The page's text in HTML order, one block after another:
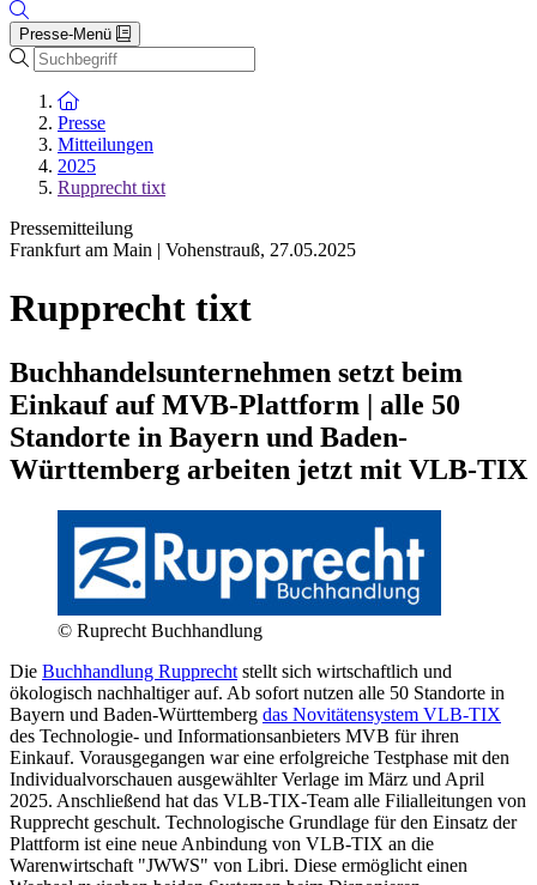
Presse-Menü
Suche
Zur Startseite
Presse
Mitteilungen
2025
Rupprecht tixt
Pressemitteilung
Frankfurt am Main | Vohenstrauß, 27.05.2025
Rupprecht tixt
Buchhandelsunternehmen setzt beim
Einkauf auf MVB-Plattform | alle 50
Standorte in Bayern und Baden-
Württemberg arbeiten jetzt mit VLB-TIX
© Ruprecht Buchhandlung
Die Buchhandlung Rupprecht stellt sich wirtschaftlich und
ökologisch nachhaltiger auf. Ab sofort nutzen alle 50 Standorte in
Bayern und Baden-Württemberg das Novitätensystem VLB-TIX
des Technologie- und Informationsanbieters MVB für ihren
Einkauf. Vorausgegangen war eine erfolgreiche Testphase mit den
Individualvorschauen ausgewählter Verlage im März und April
2025. Anschließend hat das VLB-TIX-Team alle Filialleitungen von
Rupprecht geschult. Technologische Grundlage für den Einsatz der
Plattform ist eine neue Anbindung von VLB-TIX an die
Warenwirtschaft "JWWS" von Libri. Diese ermöglicht einen